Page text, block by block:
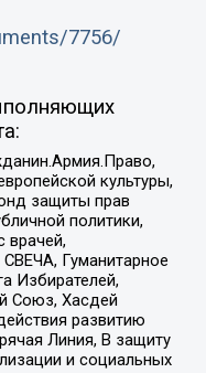
7756/
культуры,
защиты прав
политики,
врачей,
Гуманитарное
Избирателей,
Союз, Хасдей
развитию
Линия, В защиту
и социальных